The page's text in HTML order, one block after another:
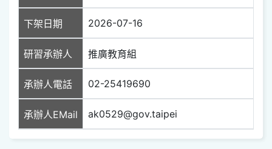
下架日期 2026-07-16
研習承辦人 推廣教育組
承辦人電話 02-25419690
承辦人EMail ak0529@gov.taipei